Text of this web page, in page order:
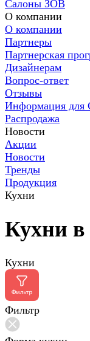
Салоны ЗОВ
О компании
О компании
Партнеры
Партнерская
Дизайнерам
Вопрос-ответ
Отзывы
Информация
Распродажа
Новости
Акции
Новости
Тренды
Продукция
Кухни
Кухни в
Кухни
Фильтр